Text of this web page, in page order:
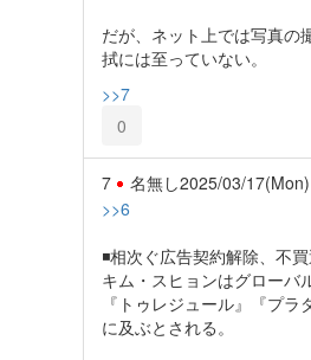
だが、ネット上では写真の
拭には至っていない。
>>7
0
7 名無し2025/03/
>>6
◾️相次ぐ広告契約解除、不
キム・スヒョンはグローバ
『トゥレジュール』『プ
に及ぶとされる。